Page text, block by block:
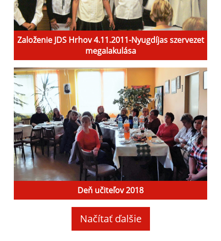
Založenie JDS Hrhov 4.11.2011-Nyugdíjas szervezet
megalakulása
Deň učiteľov 2018
Načítať ďalšie